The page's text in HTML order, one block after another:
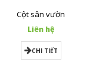
Cột sân vườn
Liên hệ
CHI TIẾT